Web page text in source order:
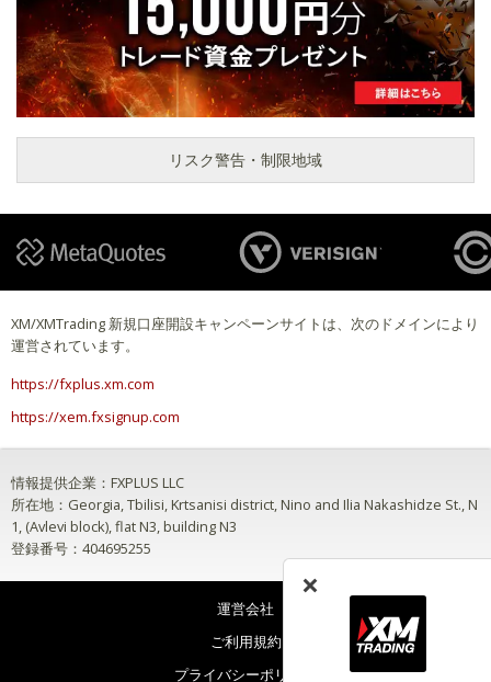
リスク警告・制限地域
XM/XMTrading 新規口座開設キャンペーンサイトは、次のドメインにより
運営されています。
https://fxplus.xm.com
https://xem.fxsignup.com
情報提供企業：FXPLUS LLC
所在地：Georgia, Tbilisi, Krtsanisi district, Nino and Ilia Nakashidze St., N
1, (Avlevi block), flat N3, building N3
登録番号：404695255
運営会社
ご利用規約
プライバシーポリシー